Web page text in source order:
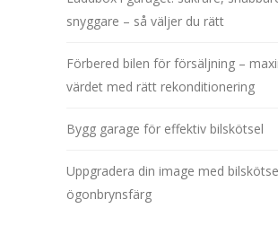
snyggare – så väljer du rätt
Förbered bilen för försäljning –
värdet med rätt rekonditionering
Bygg garage för effektiv bilskötsel
Uppgradera din image med
ögonbrynsfärg